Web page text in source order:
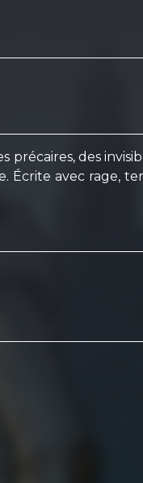
précaires, des
Écrite avec rage,